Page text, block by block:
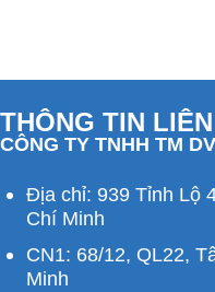
THÔNG TIN
CÔNG TY TNHH TM
Địa chỉ: 939 Tỉnh Lộ
Chí Minh
CN1: 68/12, QL22,
Minh